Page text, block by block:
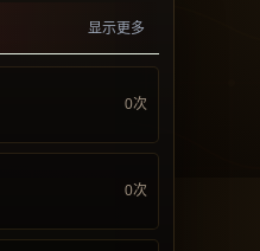
显示更多
0次
0次